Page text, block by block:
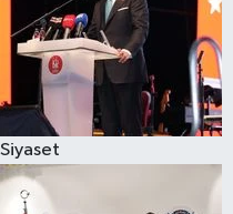
Siyaset
Spor
Burç Yorumları